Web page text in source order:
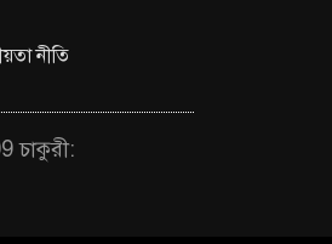
নীতি
চাকুরী: